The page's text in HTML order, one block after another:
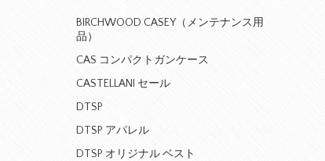
BIRCHWOOD CASEY（メンテナンス用
品）
CAS コンパクトガンケース
CASTELLANI セール
DTSP
DTSP アパレル
DTSP オリジナル ベスト